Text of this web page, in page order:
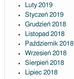
Luty 2019
Styczeń 2019
Grudzień 2018
Listopad 2018
Październik 2018
Wrzesień 2018
Sierpień 2018
Lipiec 2018